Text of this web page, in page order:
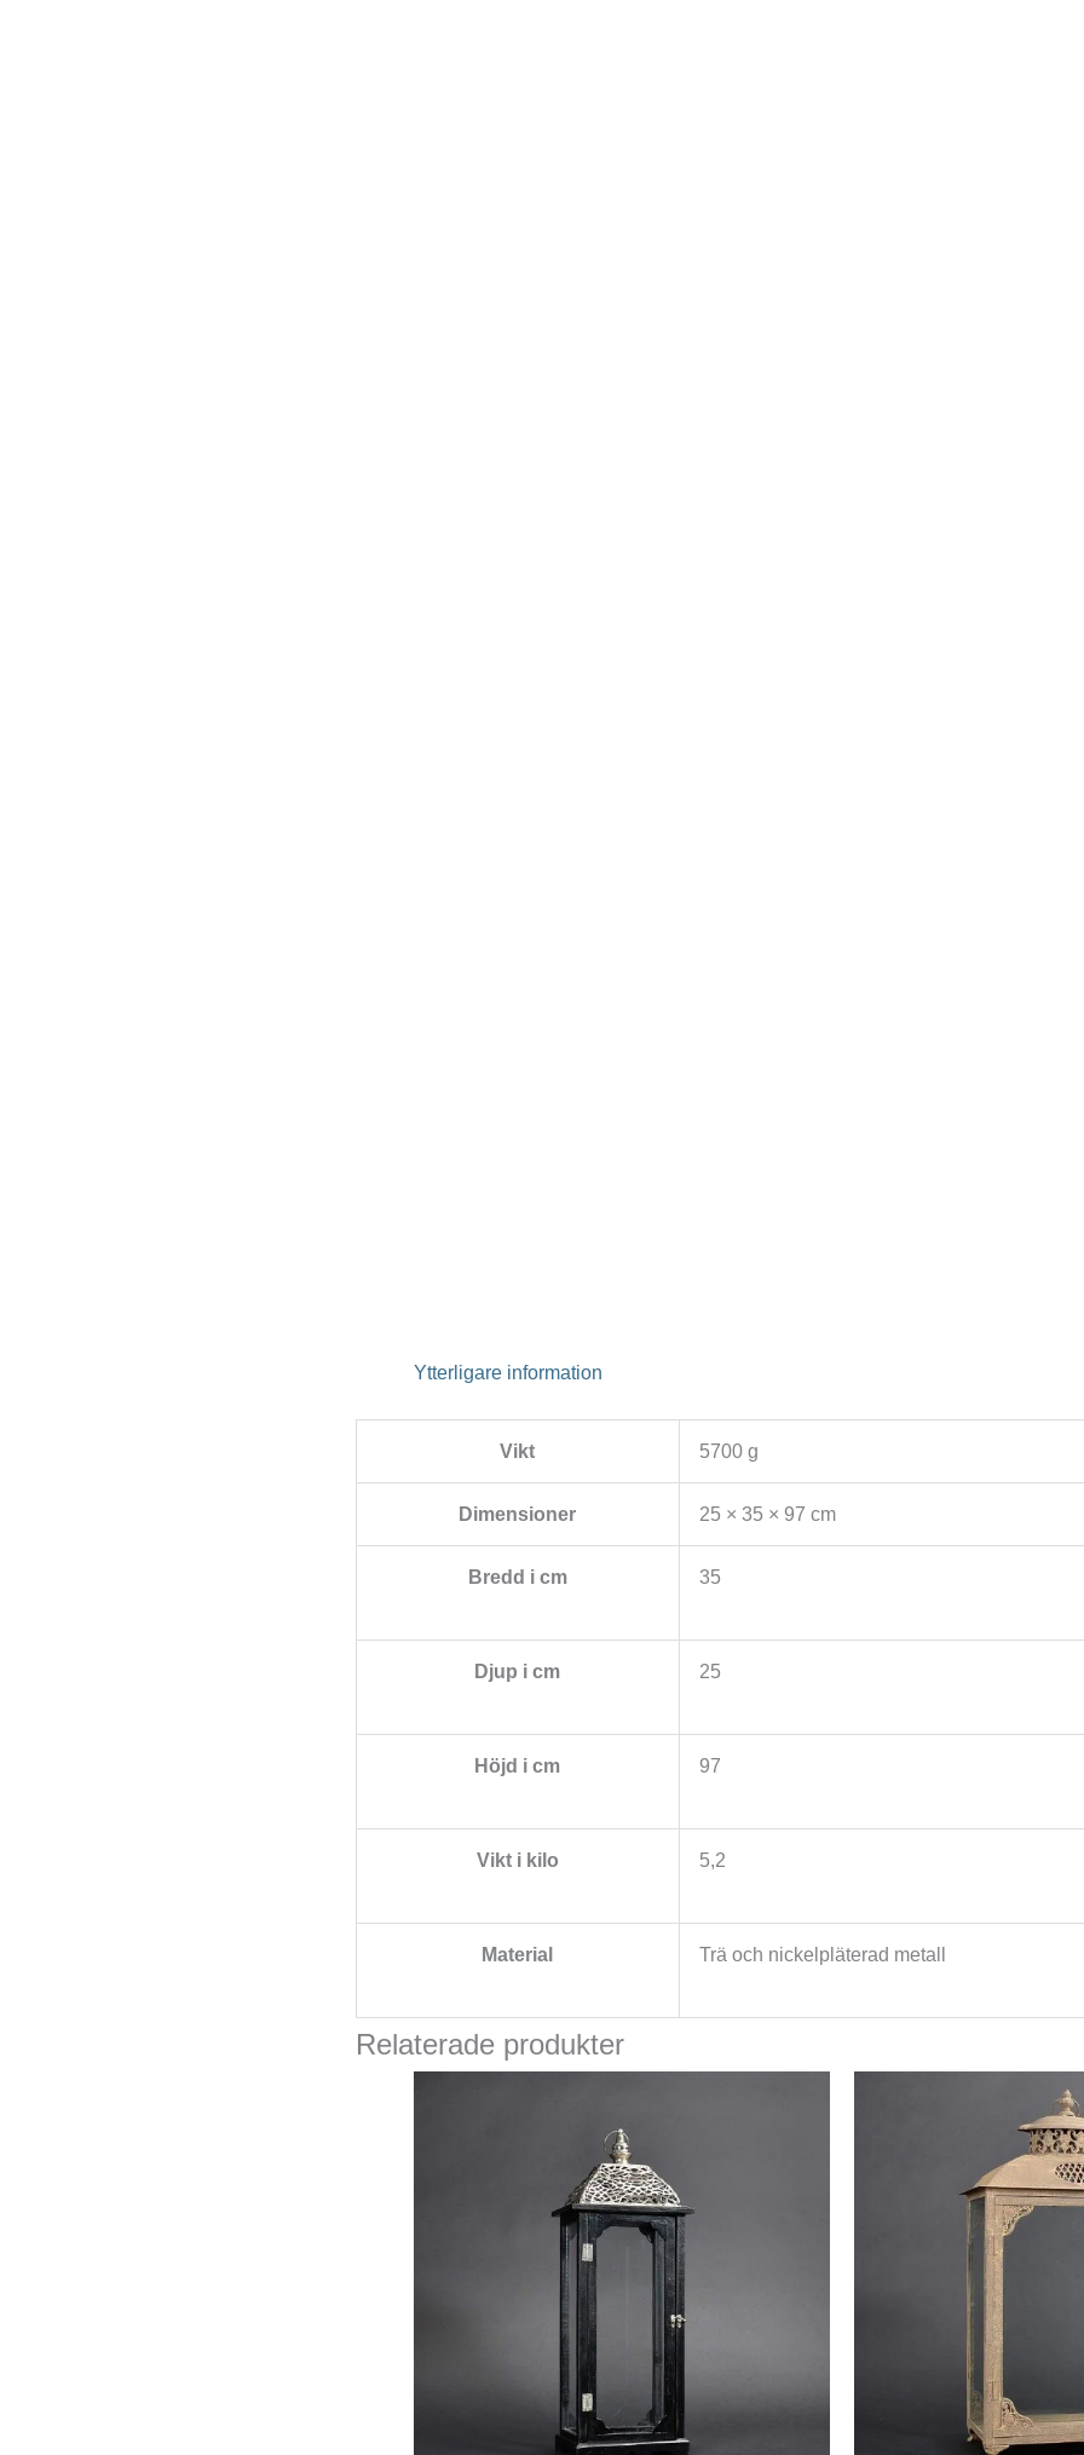
Ytterligare information
Vikt 5700 g
Dimensioner 25 × 35 × 97 cm
Bredd i cm 35
Djup i cm 25
Höjd i cm 97
Vikt i kilo 5,2
Material Trä och nickelpläterad metall
Relaterade produkter